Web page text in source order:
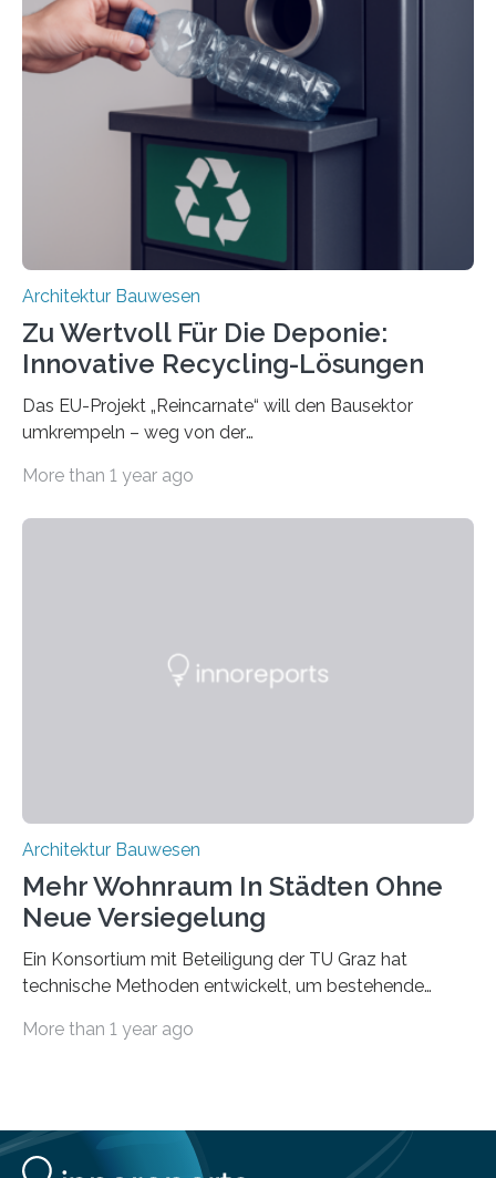
ein Klett-Verbindungssystem für Gebäude entwickelt:
Damit lassen sich unterschiedliche Gebäudeteile
resilient verbinden und bei Bedarf einfach voneinander
trennen. Der Fokus lag auf der Verbindung von
Bauteilen mit unterschiedlicher Lebensdauer, bei denen
irreversible Verbindungen den Austausch üblicherweise
erschweren. Hierzu untersuchten die Forschenden zwei
unterschiedliche Zugänge. Einerseits klebten sie…
Architektur Bauwesen
Zu Wertvoll Für Die Deponie:
Innovative Recycling-Lösungen
Das EU-Projekt „Reincarnate“ will den Bausektor
umkrempeln – weg von der
Kreislaufwirtschaft Bei dem schwedischen
Datenbank erfasst sind, neue Baustoffe kreiert werden.
More than 1 year ago
Architektur Bauwesen
Mehr Wohnraum In Städten Ohne
Neue Versiegelung
Ein Konsortium mit Beteiligung der TU Graz hat
technische Methoden entwickelt, um bestehende
Holzkonstruktionen auf nachhaltige Weise
schwer unter einen Hut bringen. Im Projekt “HOT –
Holz-on-Top” hat ein Konsortium rund um die holz.bau
More than 1 year ago